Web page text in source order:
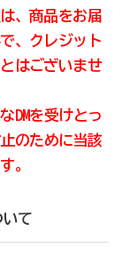
、商品をお届
、クレジット
はございませ
DMを受けとっ
のために当該
。
いて